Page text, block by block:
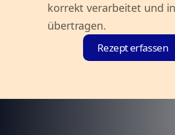
korrekt verarbeitet und
übertragen.
Rezept erfassen